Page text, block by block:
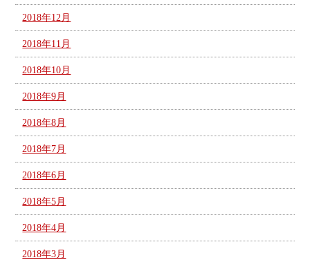
2018年12月
2018年11月
2018年10月
2018年9月
2018年8月
2018年7月
2018年6月
2018年5月
2018年4月
2018年3月